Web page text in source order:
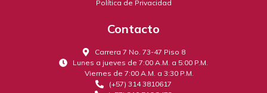
Política de Privacidad
Contacto
Carrera 7 No. 73-47 Piso 8
Lunes a jueves de 7:00 A.M. a 5:00 P.M.
Viernes de 7:00 A.M. a 3:30 P.M.
(+57) 314 3810617